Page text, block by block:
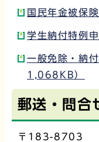
国民年金被保
学生納付特例
一般免除・納
1,068KB）
郵送・問合
〒183-8703